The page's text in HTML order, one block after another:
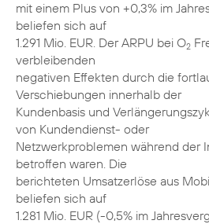
mit einem Plus von +0,3% im
beliefen sich auf
1.291 Mio. EUR. Der ARPU bei O2
verbleibenden
negativen Effekten durch die
Verschiebungen innerhalb der
Kundenbasis und
von Kundendienst- oder
Netzwerkproblemen während der
betroffen waren. Die
berichteten Umsatzerlöse aus
beliefen sich auf
1.281 Mio. EUR (-0,5% im